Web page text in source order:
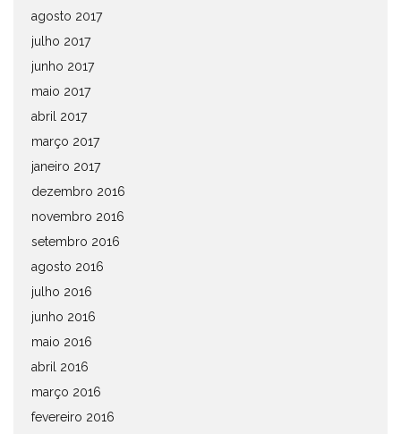
agosto 2017
julho 2017
junho 2017
maio 2017
abril 2017
março 2017
janeiro 2017
dezembro 2016
novembro 2016
setembro 2016
agosto 2016
julho 2016
junho 2016
maio 2016
abril 2016
março 2016
fevereiro 2016